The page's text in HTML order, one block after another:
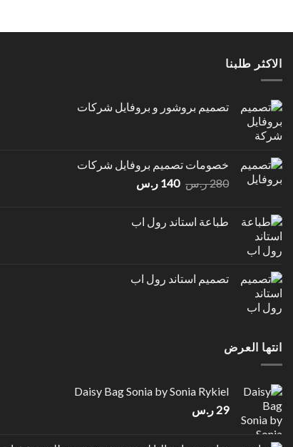
الاكثر طلبنا
تصميم بروشور و بروفايل شركات
خصومات تصميم بروفايل شركات
280ر.س السعر
280 ر.س.
140 ر.سالسعر
140 ر.س.طباعة استاند رول اب
تصميم استاند رول اب
انتها العرض
Daisy Bag Sonia by Sonia Rykiel
29 ر.س